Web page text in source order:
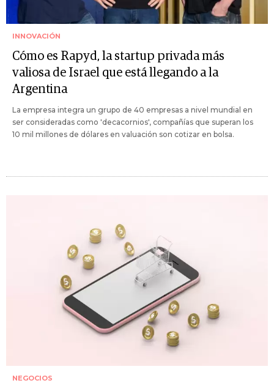
INNOVACIÓN
Cómo es Rapyd, la startup privada más
valiosa de Israel que está llegando a la
Argentina
La empresa integra un grupo de 40 empresas a nivel mundial en
ser consideradas como 'decacornios', compañías que superan los
10 mil millones de dólares en valuación son cotizar en bolsa.
NEGOCIOS